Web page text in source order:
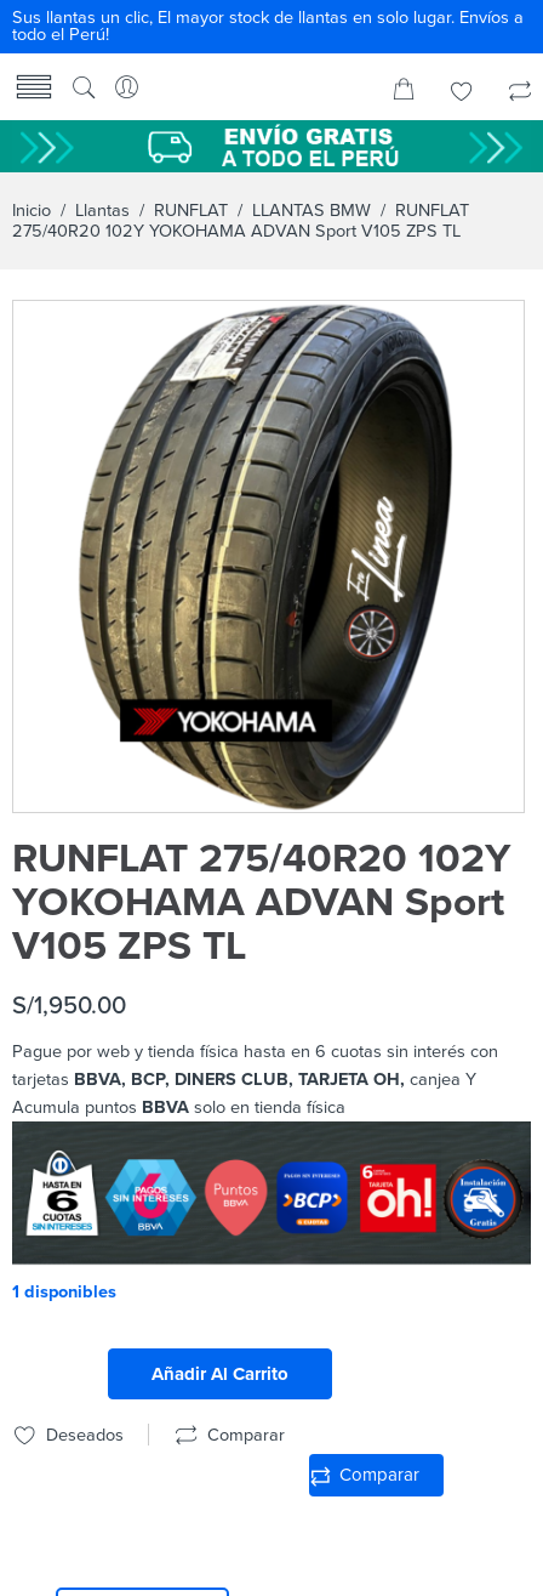
Sus llantas un clic, El mayor stock de llantas en solo lugar. Envíos a
todo el Perú!
Inicio / Llantas / RUNFLAT / LLANTAS BMW / RUNFLAT
275/40R20 102Y YOKOHAMA ADVAN Sport V105 ZPS TL
RUNFLAT 275/40R20 102Y
YOKOHAMA ADVAN Sport
V105 ZPS TL
S/1,950.00
Pague por web y tienda física hasta en 6 cuotas sin interés con
tarjetas BBVA, BCP, DINERS CLUB, TARJETA OH, canjea Y
Acumula puntos BBVA solo en tienda física
1 disponibles
Añadir Al Carrito
Deseados Comparar
Comparar